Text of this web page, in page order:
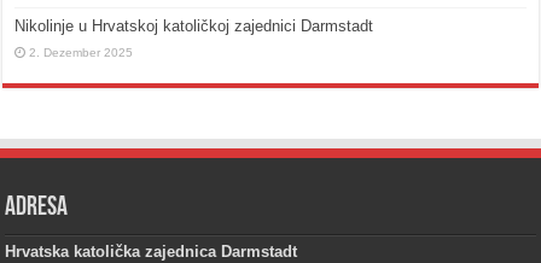
Nikolinje u Hrvatskoj katoličkoj zajednici Darmstadt
2. Dezember 2025
Adresa
Hrvatska katolička zajednica Darmstadt